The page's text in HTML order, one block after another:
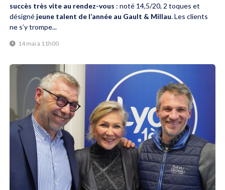
succès très vite au rendez-vous : noté 14,5/20, 2 toques et
désigné jeune talent de l’année au Gault & Millau. Les clients
ne s’y trompe...
14 mai à 11h00